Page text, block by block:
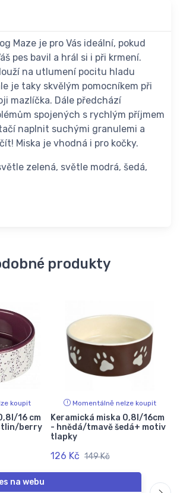
Maze je pro Vás ideální, pokud
pes bavil a hrál si i při krmení.
na utlumení pocitu hladu
je taky skvělým pomocníkem při
mazlíčka. Dále předchází
spojených s rychlým příjmem
naplnit suchými granulemi a
Miska je vhodná i pro kočky.
zelená, světle modrá, šedá,
produkty
koupit
16 cm
berry
Momentálně nelze koupit
Keramická miska 0,8l/16cm
- hnědá/tmavě šedá+ motiv
tlapky
126 Kč 149 Kč
na webu